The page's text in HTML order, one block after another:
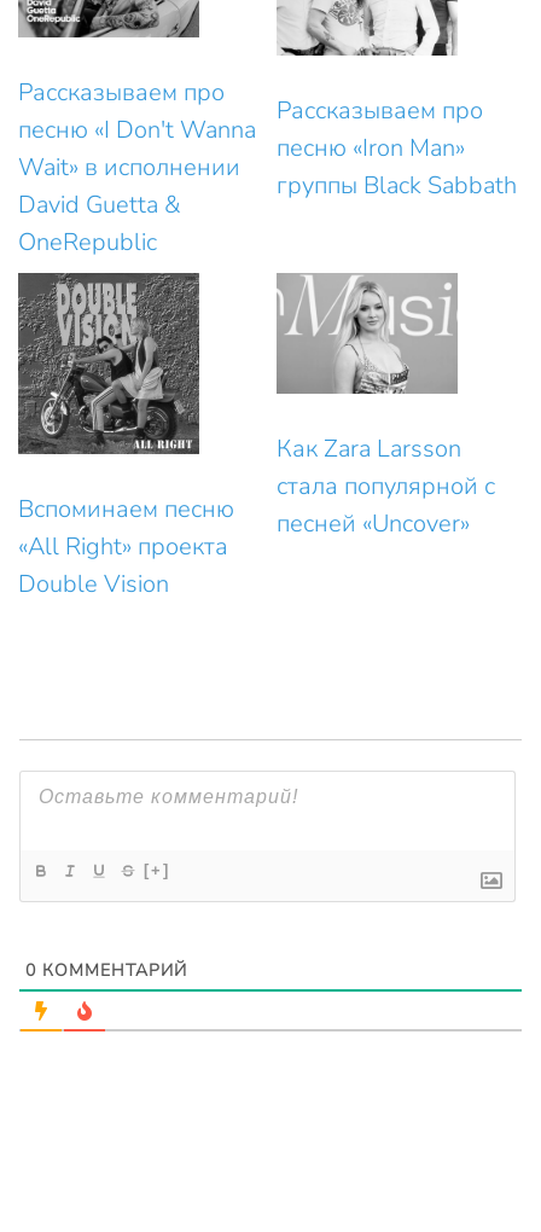
Рассказываем про
песню «I Don't Wanna
Wait» в исполнении
David Guetta &
OneRepublic
Рассказываем про
песню «Iron Man»
группы Black Sabbath
Вспоминаем песню
«All Right» проекта
Double Vision
Как Zara Larsson
стала популярной с
песней «Uncover»
[+]
0 КОММЕНТАРИЙ